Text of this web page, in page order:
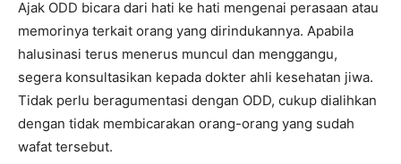
Ajak ODD bicara dari hati ke hati mengenai perasaan atau
memorinya terkait orang yang dirindukannya. Apabila
halusinasi terus menerus muncul dan menggangu,
segera konsultasikan kepada dokter ahli kesehatan jiwa.
Tidak perlu beragumentasi dengan ODD, cukup dialihkan
dengan tidak membicarakan orang-orang yang sudah
wafat tersebut.